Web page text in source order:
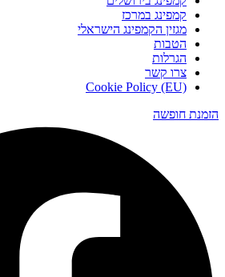
קמפינג במרכז
מגזין הקמפינג הישראלי
הטבות
הגרלות
צרו קשר
Cookie Policy (EU)
הזמנת חופשה